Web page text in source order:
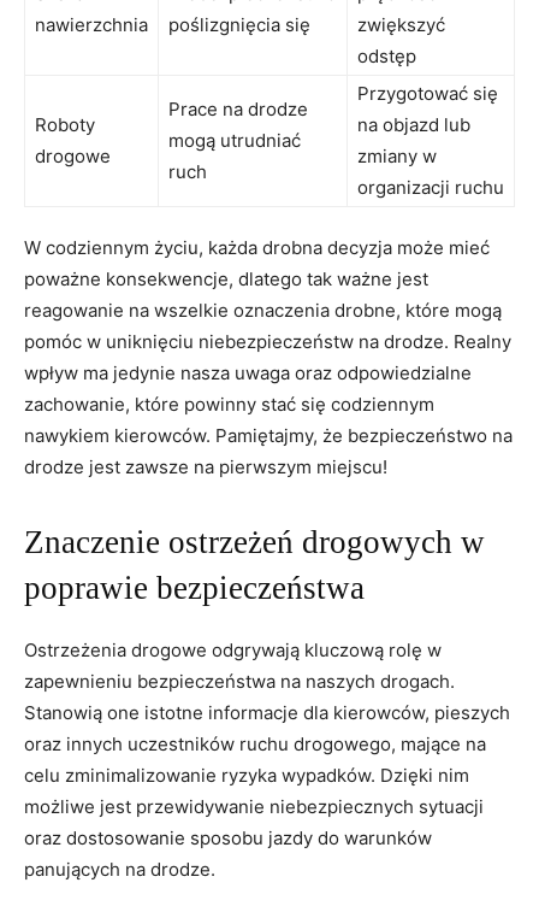
nawierzchnia
poślizgnięcia‍ się
⁣zwiększyć
odstęp
Roboty
drogowe
Prace na drodze​
mogą ​utrudniać
ruch
Przygotować ‍się
na ​objazd⁢ lub
zmiany w
organizacji​ ruchu
W codziennym życiu,‌ każda drobna decyzja może ⁢mieć
poważne‍ konsekwencje, dlatego ​tak ważne ⁢jest
reagowanie‌ na wszelkie oznaczenia drobne, które‍ mogą
pomóc w ‌uniknięciu⁤ niebezpieczeństw na drodze. Realny
⁢wpływ ma jedynie nasza uwaga oraz odpowiedzialne⁤
zachowanie, które powinny stać się codziennym
nawykiem kierowców. ​Pamiętajmy, że bezpieczeństwo na
‍drodze jest zawsze na pierwszym ⁣miejscu!
Znaczenie ‍ostrzeżeń drogowych w
poprawie ​bezpieczeństwa
Ostrzeżenia drogowe​ odgrywają ⁤kluczową⁢ rolę w
zapewnieniu bezpieczeństwa na‍ naszych drogach.
Stanowią one istotne informacje dla kierowców, pieszych
oraz innych uczestników ruchu ⁢drogowego, mające na
celu zminimalizowanie ryzyka⁣ wypadków. Dzięki nim⁣
możliwe ⁤jest przewidywanie niebezpiecznych sytuacji
oraz dostosowanie sposobu jazdy‌ do warunków
⁤panujących na drodze.